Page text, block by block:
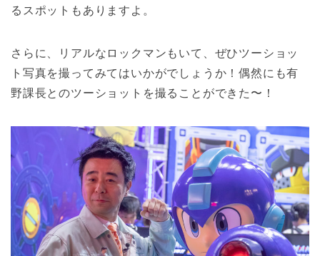
るスポットもありますよ。
さらに、リアルなロックマンもいて、ぜひツーショッ
ト写真を撮ってみてはいかがでしょうか！偶然にも有
野課長とのツーショットを撮ることができた〜！